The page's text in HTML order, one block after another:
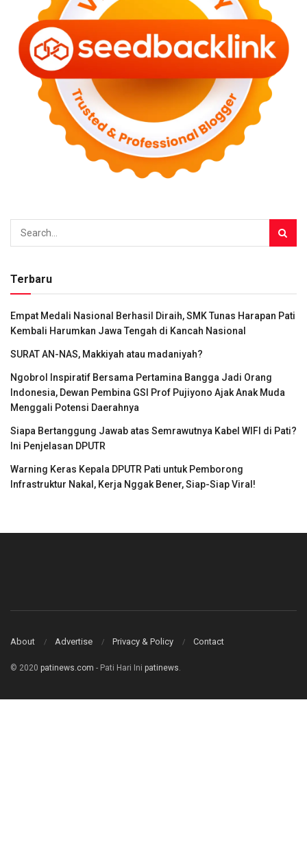
Terbaru
Empat Medali Nasional Berhasil Diraih, SMK Tunas Harapan Pati
Kembali Harumkan Jawa Tengah di Kancah Nasional
SURAT AN-NAS, Makkiyah atau madaniyah?
Ngobrol Inspiratif Bersama Pertamina Bangga Jadi Orang
Indonesia, Dewan Pembina GSI Prof Pujiyono Ajak Anak Muda
Menggali Potensi Daerahnya
Siapa Bertanggung Jawab atas Semrawutnya Kabel WIFI di Pati?
Ini Penjelasan DPUTR
Warning Keras Kepala DPUTR Pati untuk Pemborong
Infrastruktur Nakal, Kerja Nggak Bener, Siap-Siap Viral!
About Advertise Privacy & Policy Contact
© 2020 patinews.com - Pati Hari Ini patinews.